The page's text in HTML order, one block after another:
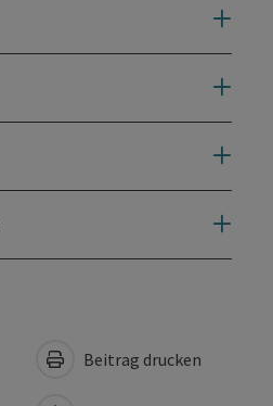
Beitrag drucken